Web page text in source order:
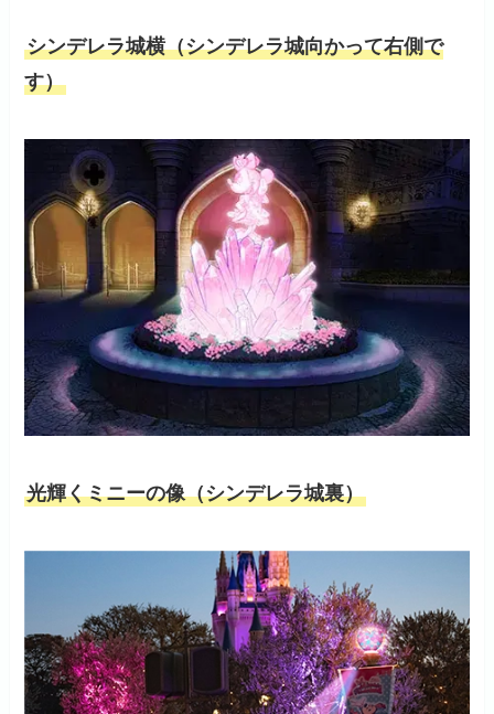
シンデレラ城横（シンデレラ城向かって右側で
す）
光輝くミニーの像（シンデレラ城裏）